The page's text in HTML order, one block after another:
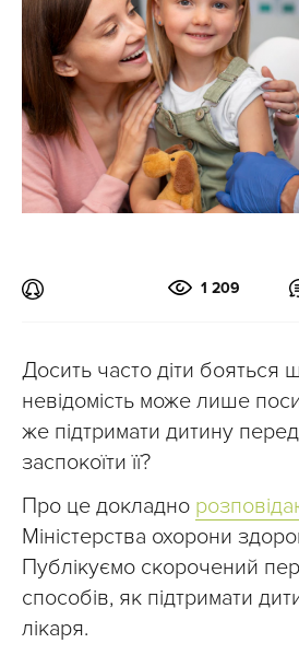
1 209
Досить часто діти бояться
невідомість може лише
же підтримати дитину
заспокоїти її?
Про це докладно
Міністерства охорони
Публікуємо скорочений
способів, як підтримати
лікаря.